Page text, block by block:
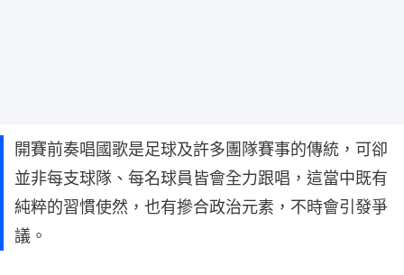
開賽前奏唱國歌是足球及許多團隊賽事的傳統，可卻
並非每支球隊、每名球員皆會全力跟唱，這當中既有
純粹的習慣使然，也有摻合政治元素，不時會引發爭
議。